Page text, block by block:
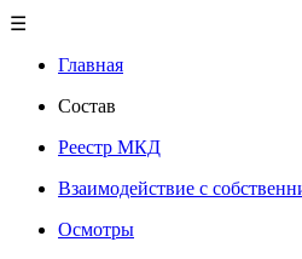
☰
Главная
Состав
Реестр МКД
Взаимодействие с
Осмотры